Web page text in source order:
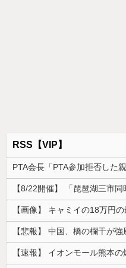
RSS【VIP】
【速報】 イオンモール熊本